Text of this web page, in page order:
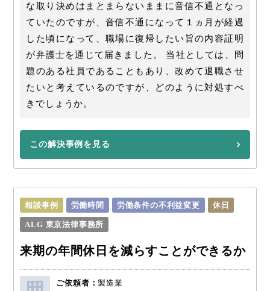
な取り決めはまとまらないままに音信不通となっ
ていたのですが、音信不通になって１ヵ月が経過
した頃になって、職場に復帰したい旨の内容証明
が弁護士を通じて届きました。 当社としては、問
題のある社員であることもあり、改めて退職させ
たいと考えているのですが、どのように対処すべ
きでしょうか。
この解決事例を見る
相談事例 労働時間 労働条件の不利益変更 休日
ALG 東京法律事務所
来期の年間休日を減らすことができるか
ご依頼者：製造業